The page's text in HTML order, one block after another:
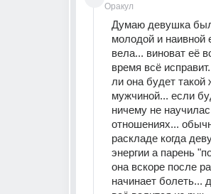
Оракул
Думаю девушка
молодой и наивной
вела... виноват её
время всё
ли она будет
мужчиной... если
ничему не
отношениях...
раскладе когда
энергии а парень
она вскоре после
начинает болеть...